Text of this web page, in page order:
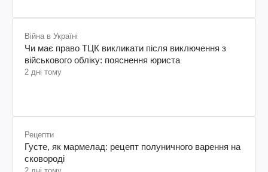
Війна в Україні
Чи має право ТЦК викликати після виключення з
військового обліку: пояснення юриста
2 дні тому
Рецепти
Густе, як мармелад: рецепт полуничного варення на
сковороді